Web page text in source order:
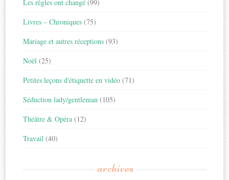
Les règles ont changé (99)
Livres – Chroniques (75)
Mariage et autres réceptions (93)
Noël (25)
Petites leçons d'étiquette en vidéo (71)
Séduction lady/gentleman (105)
Théâtre & Opéra (12)
Travail (40)
archives